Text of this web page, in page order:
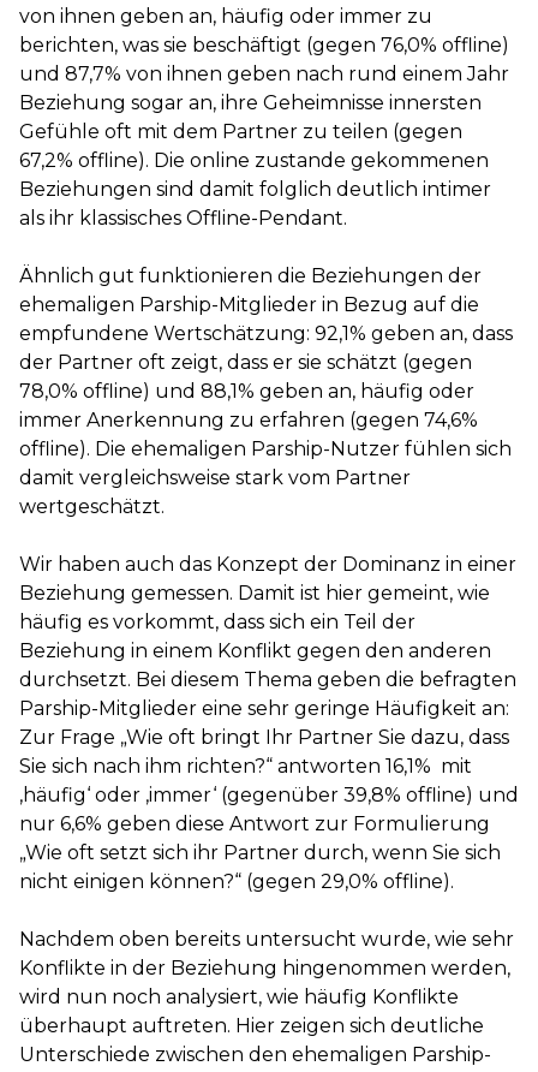
von ihnen geben an, häufig oder immer zu
berichten, was sie beschäftigt (gegen 76,0% offline)
und 87,7% von ihnen geben nach rund einem Jahr
Beziehung sogar an, ihre Geheimnisse innersten
Gefühle oft mit dem Partner zu teilen (gegen
67,2% offline). Die online zustande gekommenen
Beziehungen sind damit folglich deutlich intimer
als ihr klassisches Offline-Pendant.
Ähnlich gut funktionieren die Beziehungen der
ehemaligen Parship-Mitglieder in Bezug auf die
empfundene Wertschätzung: 92,1% geben an, dass
der Partner oft zeigt, dass er sie schätzt (gegen
78,0% offline) und 88,1% geben an, häufig oder
immer Anerkennung zu erfahren (gegen 74,6%
offline). Die ehemaligen Parship-Nutzer fühlen sich
damit vergleichsweise stark vom Partner
wertgeschätzt.
Wir haben auch das Konzept der Dominanz in einer
Beziehung gemessen. Damit ist hier gemeint, wie
häufig es vorkommt, dass sich ein Teil der
Beziehung in einem Konflikt gegen den anderen
durchsetzt. Bei diesem Thema geben die befragten
Parship-Mitglieder eine sehr geringe Häufigkeit an:
Zur Frage „Wie oft bringt Ihr Partner Sie dazu, dass
Sie sich nach ihm richten?“ antworten 16,1% mit
‚häufig‘ oder ‚immer‘ (gegenüber 39,8% offline) und
nur 6,6% geben diese Antwort zur Formulierung
„Wie oft setzt sich ihr Partner durch, wenn Sie sich
nicht einigen können?“ (gegen 29,0% offline).
Nachdem oben bereits untersucht wurde, wie sehr
Konflikte in der Beziehung hingenommen werden,
wird nun noch analysiert, wie häufig Konflikte
überhaupt auftreten. Hier zeigen sich deutliche
Unterschiede zwischen den ehemaligen Parship-